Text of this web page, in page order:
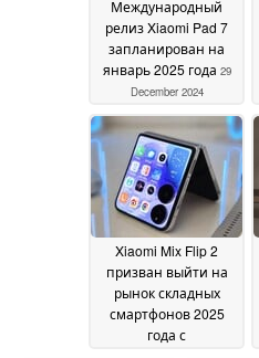
Международный
релиз Xiaomi Pad 7
запланирован на
январь 2025 года 29
December 2024
Xiaomi Mix Flip 2
призван выйти на
рынок складных
смартфонов 2025
года с